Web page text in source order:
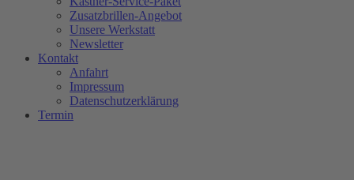
Zusatzbrillen-Angebot
Unsere Werkstatt
Newsletter
Kontakt
Anfahrt
Impressum
Datenschutzerklärung
Termin